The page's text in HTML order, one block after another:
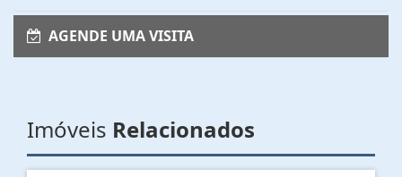
AGENDE UMA VISITA
Imóveis Relacionados